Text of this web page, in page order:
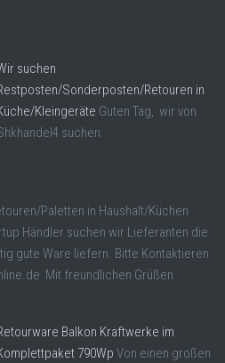
suchen
Sonderposten/Retouren in
Kleingeräte Guten Tag, wir von
suchen
Paletten in Haushalt/Küchen
Händler suchen wir Lieferanten die
gute Ware liefern. Bitte Kontaktieren
Mit freundlichen Grüßen
Balkon Kraftwerke im
790Wp Von einen großen